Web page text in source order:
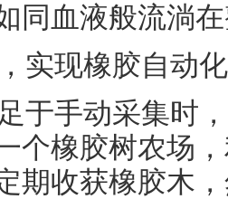
同血液般流淌
实现橡胶自动
于手动采集时
个橡胶树农场
期收获橡胶木